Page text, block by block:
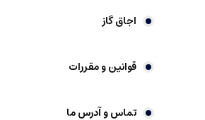
اجاق گاز
قوانین و مقررات
تماس و آدرس ما